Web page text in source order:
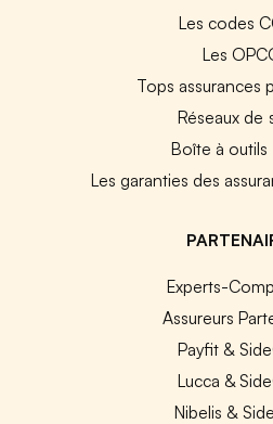
Les codes
Les
Tops assurances
Réseaux de
Boîte à outils
Les garanties des
Experts-
Assureurs
Payfit &
Lucca &
Nibelis &